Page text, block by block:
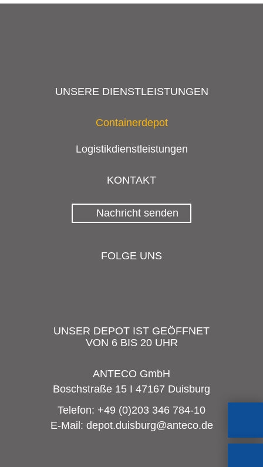
UNSERE DIENSTLEISTUNGEN
Containerdepot
Logistikdienstleistungen
KONTAKT
Nachricht senden
FOLGE UNS
UNSER DEPOT IST GEÖFFNET
VON 6 BIS 20 UHR
ANTECO GmbH
Boschstraße 15 I 47167 Duisburg
Telefon: +49 (0)203 346 784-10
E-Mail: depot.duisburg@anteco.de